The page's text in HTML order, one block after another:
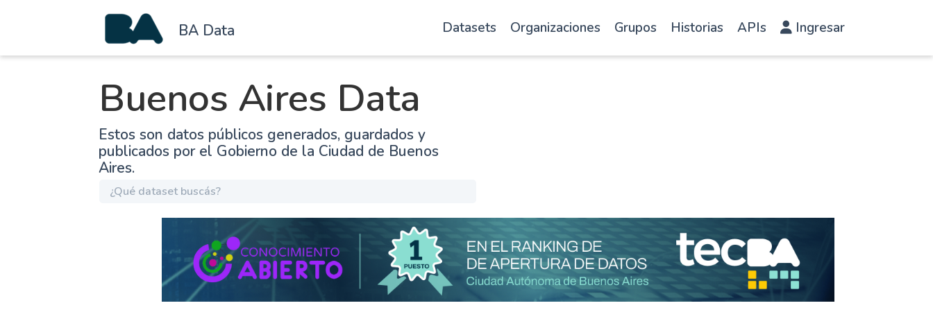
BA Data Datasets Organizaciones Grupos Historias APIs Ingresar
Buenos Aires Data
Estos son datos públicos generados, guardados y
publicados por el Gobierno de la Ciudad de Buenos
Aires.